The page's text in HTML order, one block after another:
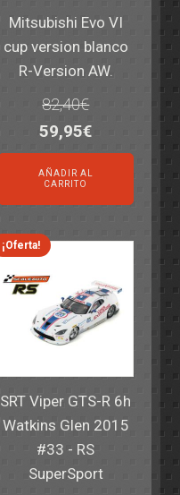
Mitsubishi Evo VI
cup version blanco
R-Version AW.
82,40€
El
precio
original
era:
82,40€.
59,95€El
precio
es:
59,95€.
AÑADIR AL
CARRITO
¡Oferta!
SRT Viper GTS-R 6h
Watkins Glen 2015
#33 - RS
SuperSport